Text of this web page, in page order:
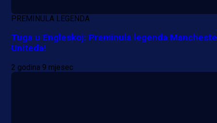
1 dan 14 h
PREMINULA LEGENDA
Tuga u Engleskoj: Preminula legenda
Uniteda!
2 godina 9 mjesec